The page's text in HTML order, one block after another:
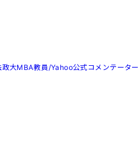
大MBA教員/Yahoo公式コメンテータ